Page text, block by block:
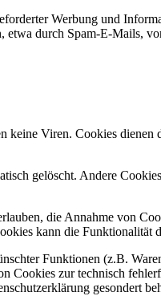
Werbung und
etwa durch Spam-E-Mails,
keine Viren. Cookies
gelöscht. Andere
die Annahme von
kann die Funktionalität
Funktionen (z.B.
Cookies zur technisch
gesondert